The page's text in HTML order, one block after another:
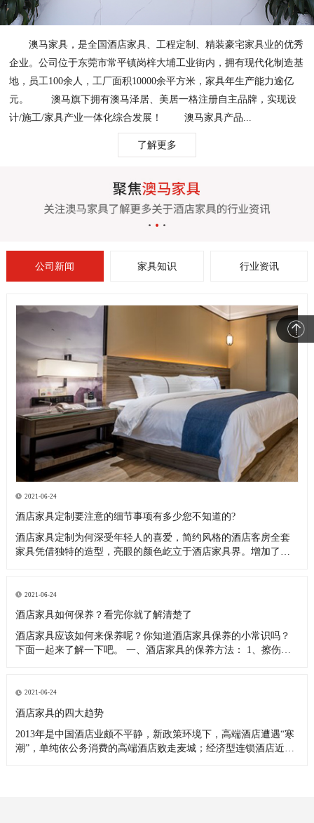
澳马家具，是全国酒店家具、工程定制、精装豪宅家具业的优秀
企业。公司位于东莞市常平镇岗梓大埔工业街内，拥有现代化制造基
地，员工100余人，工厂面积10000余平方米，家具年生产能力逾亿
元。 澳马旗下拥有澳马泽居、美居一格注册自主品牌，实现设
计/施工/家具产业一体化综合发展！ 澳马家具产品...
了解更多
公司新闻 家具知识 行业资讯
2021-06-24
酒店家具定制要注意的细节事项有多少您不知道的?
酒店家具定制为何深受年轻人的喜爱，简约风格的酒店客房全套
家具凭借独特的造型，亮眼的颜色屹立于酒店家具界。增加了很
打着定制招牌的厂家越来越多。定制酒店客房家具最主要的特点
就是根据酒店的主体
2021-06-24
酒店家具如何保养？看完你就了解清楚了
酒店家具应该如何来保养呢？你知道酒店家具保养的小常识吗？
下面一起来了解一下吧。 一、酒店家具的保养方法： 1、擦伤：
后用透明的指甲油涂上一层。 2、烧痕：烟火或末熄灭的火柴在酒
店家具漆面
2021-06-24
酒店家具的四大趋势
2013年是中国酒店业颇不平静，新政策环境下，高端酒店遭遇“寒
潮”，单纯依公务消费的高端酒店败走麦城；经济型连锁酒店近饱